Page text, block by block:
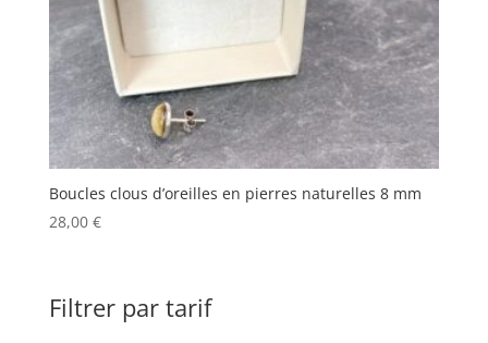
Boucles clous d’oreilles en pierres naturelles 8 mm
28,00 €
Filtrer par tarif